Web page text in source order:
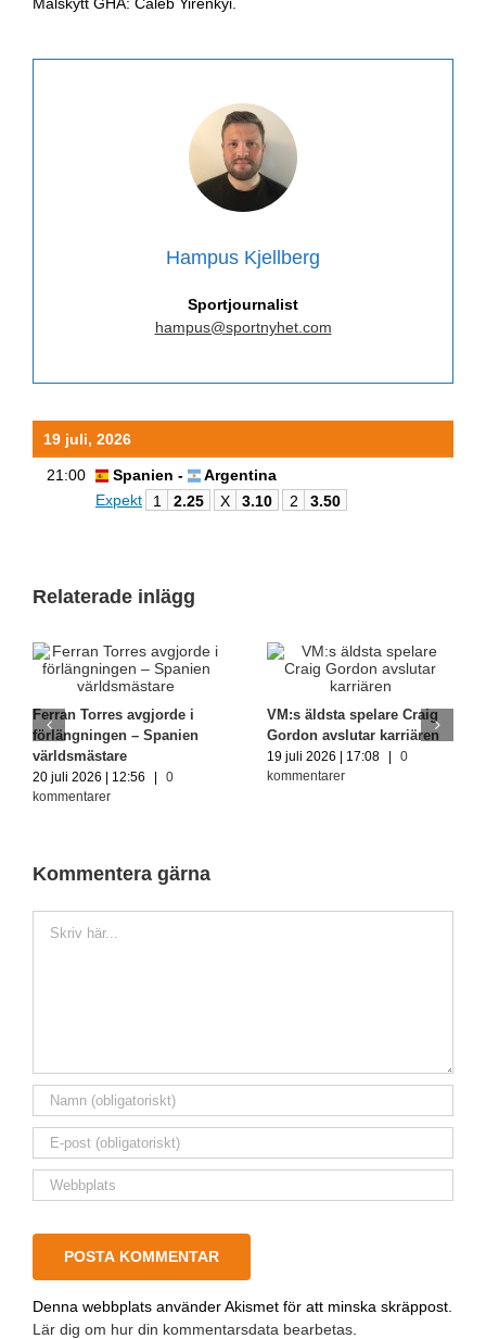
Målskytt GHA: Caleb Yirenkyi.
Hampus Kjellberg
Sportjournalist
hampus@sportnyhet.com
19 juli, 2026
21:00 Spanien -
Argentina
Expekt
1 2.25 X 3.10 2 3.50
Relaterade inlägg
Ferran Torres avgjorde i
förlängningen – Spanien
världsmästare
20 juli 2026 | 12:56
0
kommentarer
VM:s äldsta spelare Craig
Gordon avslutar karriären
19 juli 2026 | 17:08
0
kommentarer
Kommentera gärna
Denna webbplats använder Akismet för att minska skräppost.
Lär dig om hur din kommentarsdata bearbetas